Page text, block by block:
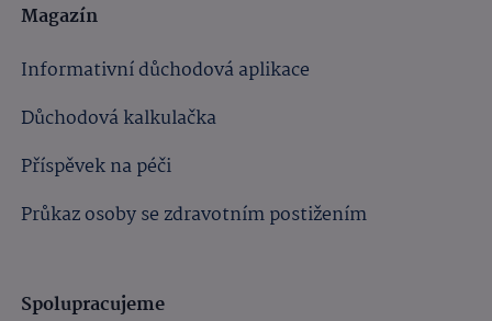
Magazín
Informativní důchodová aplikace
Důchodová kalkulačka
Příspěvek na péči
Průkaz osoby se zdravotním postižením
Spolupracujeme